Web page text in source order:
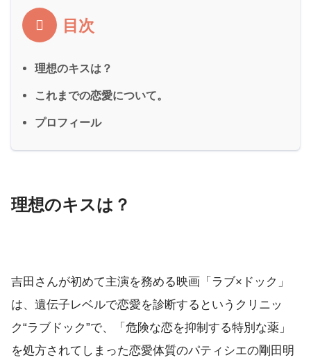
目次
理想のキスは？
これまでの恋愛について。
プロフィール
理想のキスは？
吉田さんが初めて主演を務める映画「ラブ×ドック」
は、遺伝子レベルで恋愛を診断するというクリニッ
ク“ラブドック”で、「危険な恋を抑制する特別な薬」
を処方されてしまった恋愛体質のパティシエの剛田明